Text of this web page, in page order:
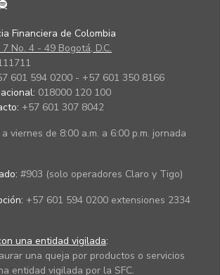
Financiera de Colombia
No. 4 - 49 Bogotá, D.C.
601 594 0200 - +57 601 350 8166
018000 120 100
+57 601 307 8042
viernes de 8:00 a.m. a 6:00 p.m. jornada
#903 (solo operadores Claro y Tigo)
+57 601 594 0200 extensiones 2334
una entidad vigilada:
una queja por productos o servicios
entidad vigilada por la SFC.